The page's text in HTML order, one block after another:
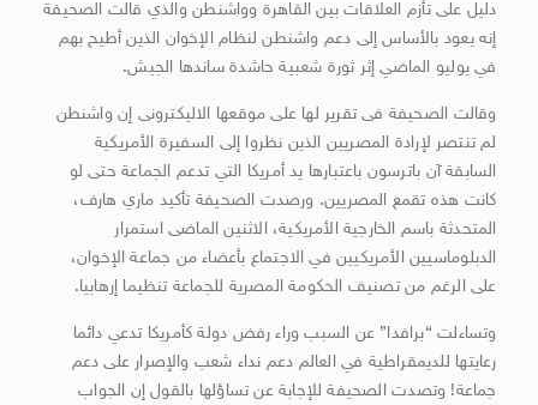
دليل على تأزم العلاقات بين القاهرة وواشنطن والذي قالت الصحيفة
إنه يعود بالأساس إلى دعم واشنطن لنظام الإخوان الذين أطيح بهم
في يوليو الماضي إثر ثورة شعبية حاشدة ساندها الجيش.
وقالت الصحيفة فى تقرير لها على موقعها الاليكترونى إن واشنطن
لم تنتصر لإرادة المصريين الذين نظروا إلى السفيرة الأمريكية
السابقة آن باترسون باعتبارها يد أمريكا التي تدعم الجماعة حتى لو
كانت هذه تقمع المصريين. ورصدت الصحيفة تأكيد ماري هارف،
المتحدثة باسم الخارجية الأمريكية، الاثنين الماضى استمرار
الدبلوماسيين الأمريكيين في الاجتماع بأعضاء من جماعة الإخوان،
على الرغم من تصنيف الحكومة المصرية للجماعة تنظيما إرهابيا.
وتساءلت “برافدا” عن السبب وراء رفض دولة كأمريكا تدعي دائما
رعايتها للديمقراطية في العالم دعم نداء شعب والإصرار على دعم
جماعة! وتصدت الصحيفة للإجابة عن تساؤلها بالقول إن الجواب